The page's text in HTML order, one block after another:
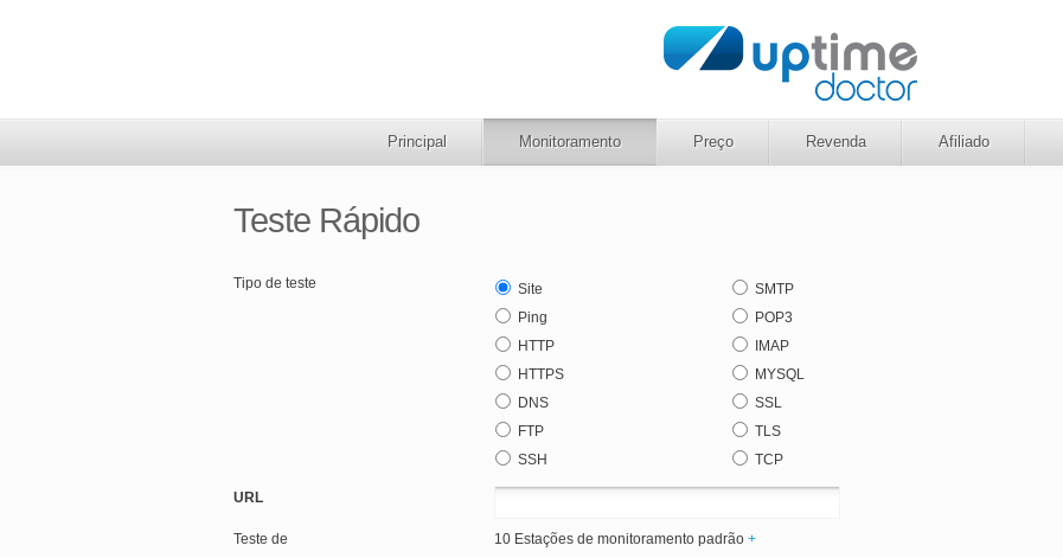
Principal Monitoramento Preço Revenda Afiliado
Teste Rápido
Tipo de teste
Site
Ping
HTTP
HTTPS
DNS
FTP
SSH
SMTP
POP3
IMAP
MYSQL
SSL
TLS
TCP
URL
Teste de 10 Estações de monitoramento padrão +